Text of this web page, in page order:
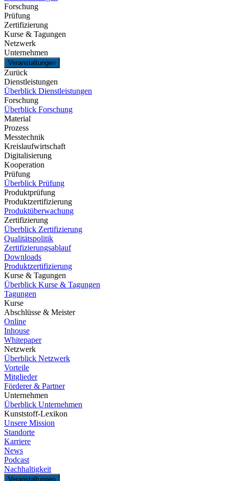
Forschung
Prüfung
Zertifizierung
Kurse & Tagungen
Netzwerk
Unternehmen
Veranstaltungen
Zurück
Dienstleistungen
Überblick Dienstleistungen
Forschung
Überblick Forschung
Material
Prozess
Messtechnik
Kreislaufwirtschaft
Digitalisierung
Kooperation
Prüfung
Überblick Prüfung
Produktprüfung
Produktzertifizierung
Produktüberwachung
Zertifizierung
Überblick Zertifizierung
Qualitätspolitik
Zertifizierungsablauf
Downloads
Produktzertifizierung
Kurse & Tagungen
Überblick Kurse & Tagungen
Tagungen
Kurse
Abschlüsse & Meister
Online
Inhouse
Whitepaper
Netzwerk
Überblick Netzwerk
Vorteile
Mitglieder
Förderer & Partner
Unternehmen
Überblick Unternehmen
Kunststoff-Lexikon
Unsere Mission
Standorte
Karriere
News
Podcast
Nachhaltigkeit
Veranstaltungen